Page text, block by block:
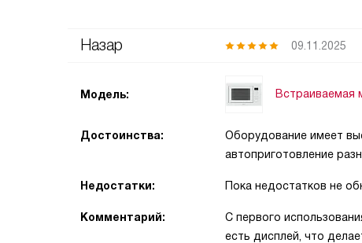
Назар 09.11.2025
Модель: Встраиваемая
Достоинства:
Оборудование имеет
автоприготовление
Недостатки: Пока недостатков не
Комментарий:
С первого
есть дисплей, что